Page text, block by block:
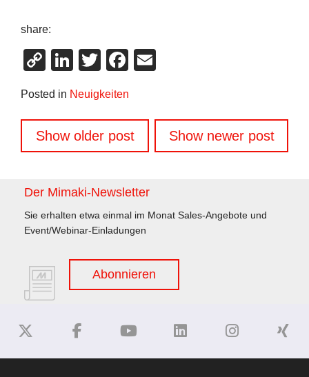
share:
CopyLinkedIn
TwitterFacebook
Posted in Neuigkeiten
Beitragsnavigation
Show older post Show newer post
Der Mimaki-Newsletter
Sie erhalten etwa einmal im Monat Sales-Angebote und
Event/Webinar-Einladungen
Abonnieren